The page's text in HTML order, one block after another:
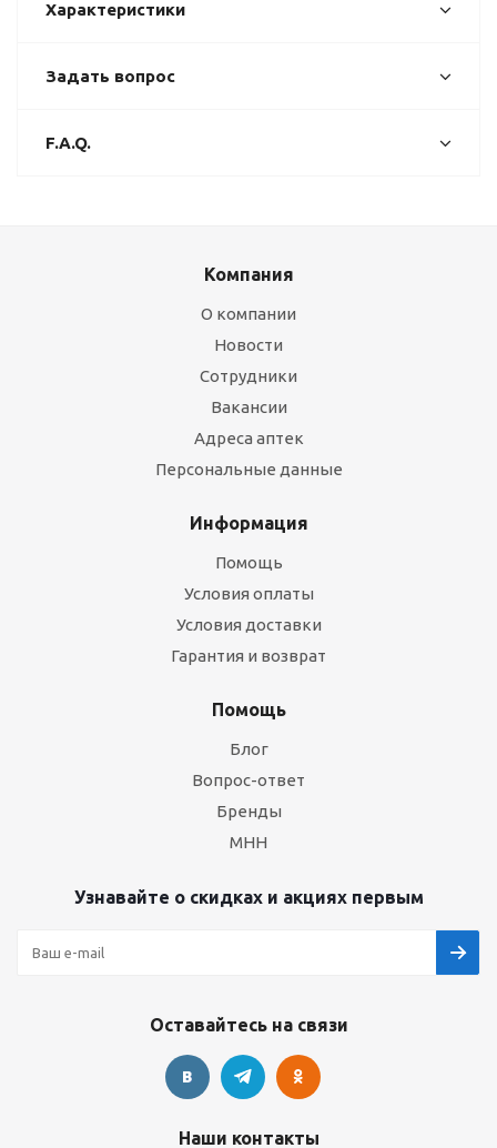
Характеристики
Задать вопрос
F.A.Q.
Компания
О компании
Новости
Сотрудники
Вакансии
Адреса аптек
Персональные данные
Информация
Помощь
Условия оплаты
Условия доставки
Гарантия и возврат
Помощь
Блог
Вопрос-ответ
Бренды
МНН
Узнавайте о скидках и акциях первым
Оставайтесь на связи
Наши контакты